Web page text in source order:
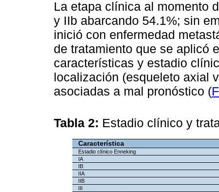
La etapa clínica al momento
y IIb abarcando 54.1%; sin
inició con enfermedad
de tratamiento que se aplicó
características y estadio
localización (esqueleto axial
asociadas a mal pronóstico (
Tabla 2: Estadio clínico y
Característica
Estadio clínico Enneking
IA
IB
IIA
IIB
III